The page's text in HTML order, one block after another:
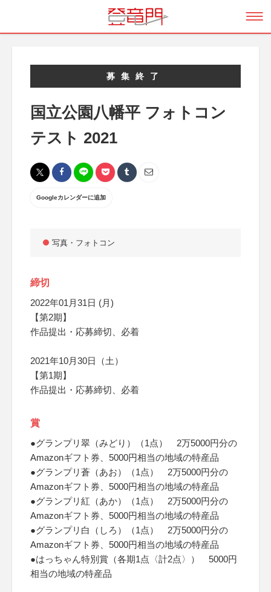
募集終了
国立公園八幡平 フォトコン
テスト 2021
Googleカレンダーに追加
写真・フォトコン
締切
2022年01月31日 (月)
【第2期】
作品提出・応募締切、必着
2021年10月30日（土）
【第1期】
作品提出・応募締切、必着
賞
●グランプリ翠（みどり）（1点） 2万5000円分の
Amazonギフト券、5000円相当の地域の特産品
●グランプリ蒼（あお）（1点） 2万5000円分の
Amazonギフト券、5000円相当の地域の特産品
●グランプリ紅（あか）（1点） 2万5000円分の
Amazonギフト券、5000円相当の地域の特産品
●グランプリ白（しろ）（1点） 2万5000円分の
Amazonギフト券、5000円相当の地域の特産品
●はっちゃん特別賞（各期1点〈計2点〉） 5000円
相当の地域の特産品